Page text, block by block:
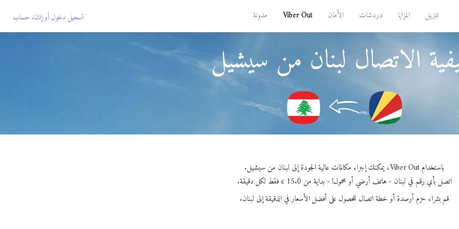
تنزيل المزايا دردشات الأمان Viber Out مدونة تسجيل دخول أوإنشاء حساب
الاتصال لبنان من سيشيل
باستخدام Viber Out، يمكنك إجراء مكالمات عالية الجودة إلى لبنان من سيشيل.
اتصل بأي رقم في لبنان - هاتف أرضي أو محمول! - بداية من 15.0 ¢ فقط لكل دقيقة.
قم بشراء حزم أرصدة أو خطة اتصال للحصول على أفضل الأسعار في الدقيقة إلى لبنان.